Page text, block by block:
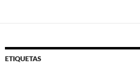
ETIQUETAS